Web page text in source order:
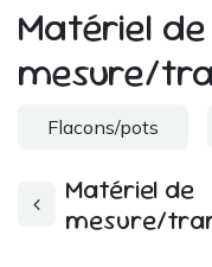
Matériel de
mesure/
Flacons/pots
Matériel de
mesure/